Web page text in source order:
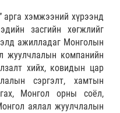
арга хэмжээний хүрээнд
засгийн хөгжлийг
ажилладаг Монголын
жуулчлалын компанийн
хийх, ковидын цар
сэргэлт, хамтын
Монгол орны соёл,
аялал жуулчлалын